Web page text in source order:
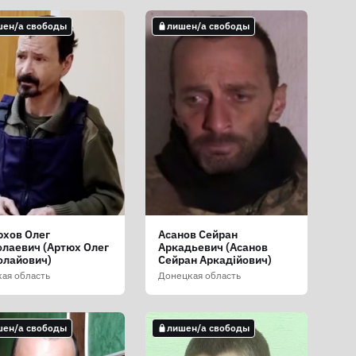
а свободы
Олег
(Артюх Олег
область
лишен/а свободы
Асанов Сейран
Аркадьевич (Асанов
Сейран Аркадійович)
Донецкая область
а свободы лишен/а свободы